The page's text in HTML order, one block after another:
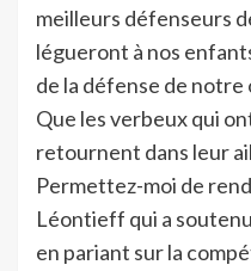
meilleurs défenseurs
légueront à nos
de la défense de notre
Que les verbeux qui
retournent dans leur
Permettez-moi de
Léontieff qui a
en pariant sur la